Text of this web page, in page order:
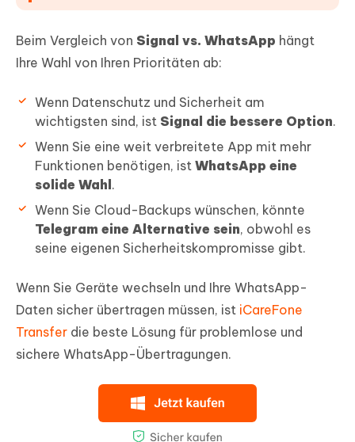
Beim Vergleich von Signal vs. WhatsApp hängt
Ihre Wahl von Ihren Prioritäten ab:
Wenn Datenschutz und Sicherheit am
wichtigsten sind, ist Signal die bessere Option.
Wenn Sie eine weit verbreitete App mit mehr
Funktionen benötigen, ist WhatsApp eine
solide Wahl.
Wenn Sie Cloud-Backups wünschen, könnte
Telegram eine Alternative sein, obwohl es
seine eigenen Sicherheitskompromisse gibt.
Wenn Sie Geräte wechseln und Ihre WhatsApp-
Daten sicher übertragen müssen, ist iCareFone
Transfer die beste Lösung für problemlose und
sichere WhatsApp-Übertragungen.